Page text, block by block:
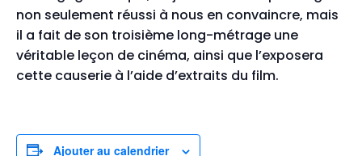
non seulement réussi à nous en convaincre, mais
il a fait de son troisième long-métrage une
véritable leçon de cinéma, ainsi que l’exposera
cette causerie à l’aide d’extraits du film.
Ajouter au calendrier